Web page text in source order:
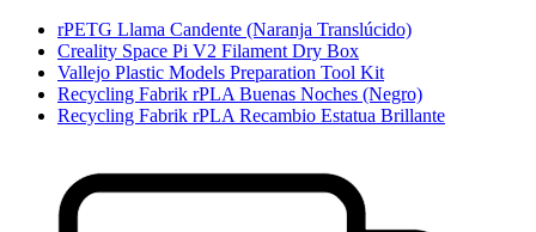
rPETG Llama Candente (Naranja Translúcido)
Creality Space Pi V2 Filament Dry Box
Vallejo Plastic Models Preparation Tool Kit
Recycling Fabrik rPLA Buenas Noches (Negro)
Recycling Fabrik rPLA Recambio Estatua Brillante